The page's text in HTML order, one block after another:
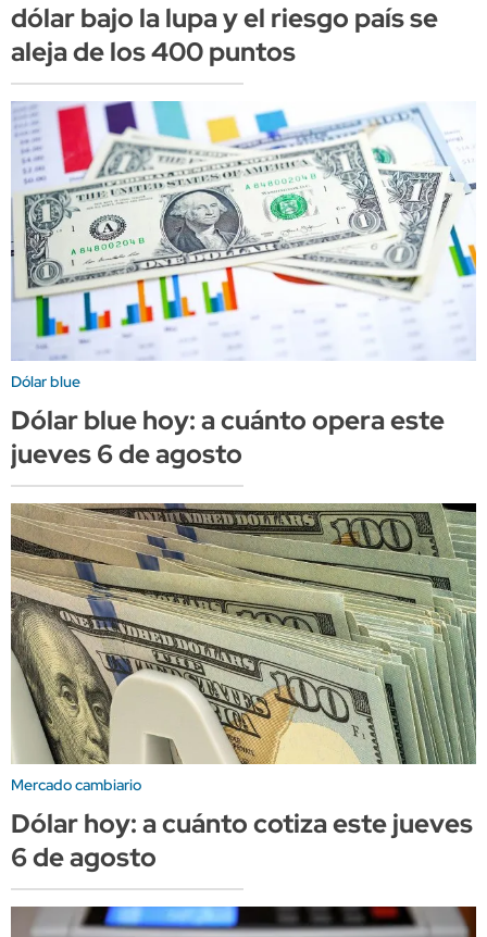
dólar bajo la lupa y el riesgo país se
aleja de los 400 puntos
Dólar blue
Dólar blue hoy: a cuánto opera este
jueves 6 de agosto
Mercado cambiario
Dólar hoy: a cuánto cotiza este jueves
6 de agosto